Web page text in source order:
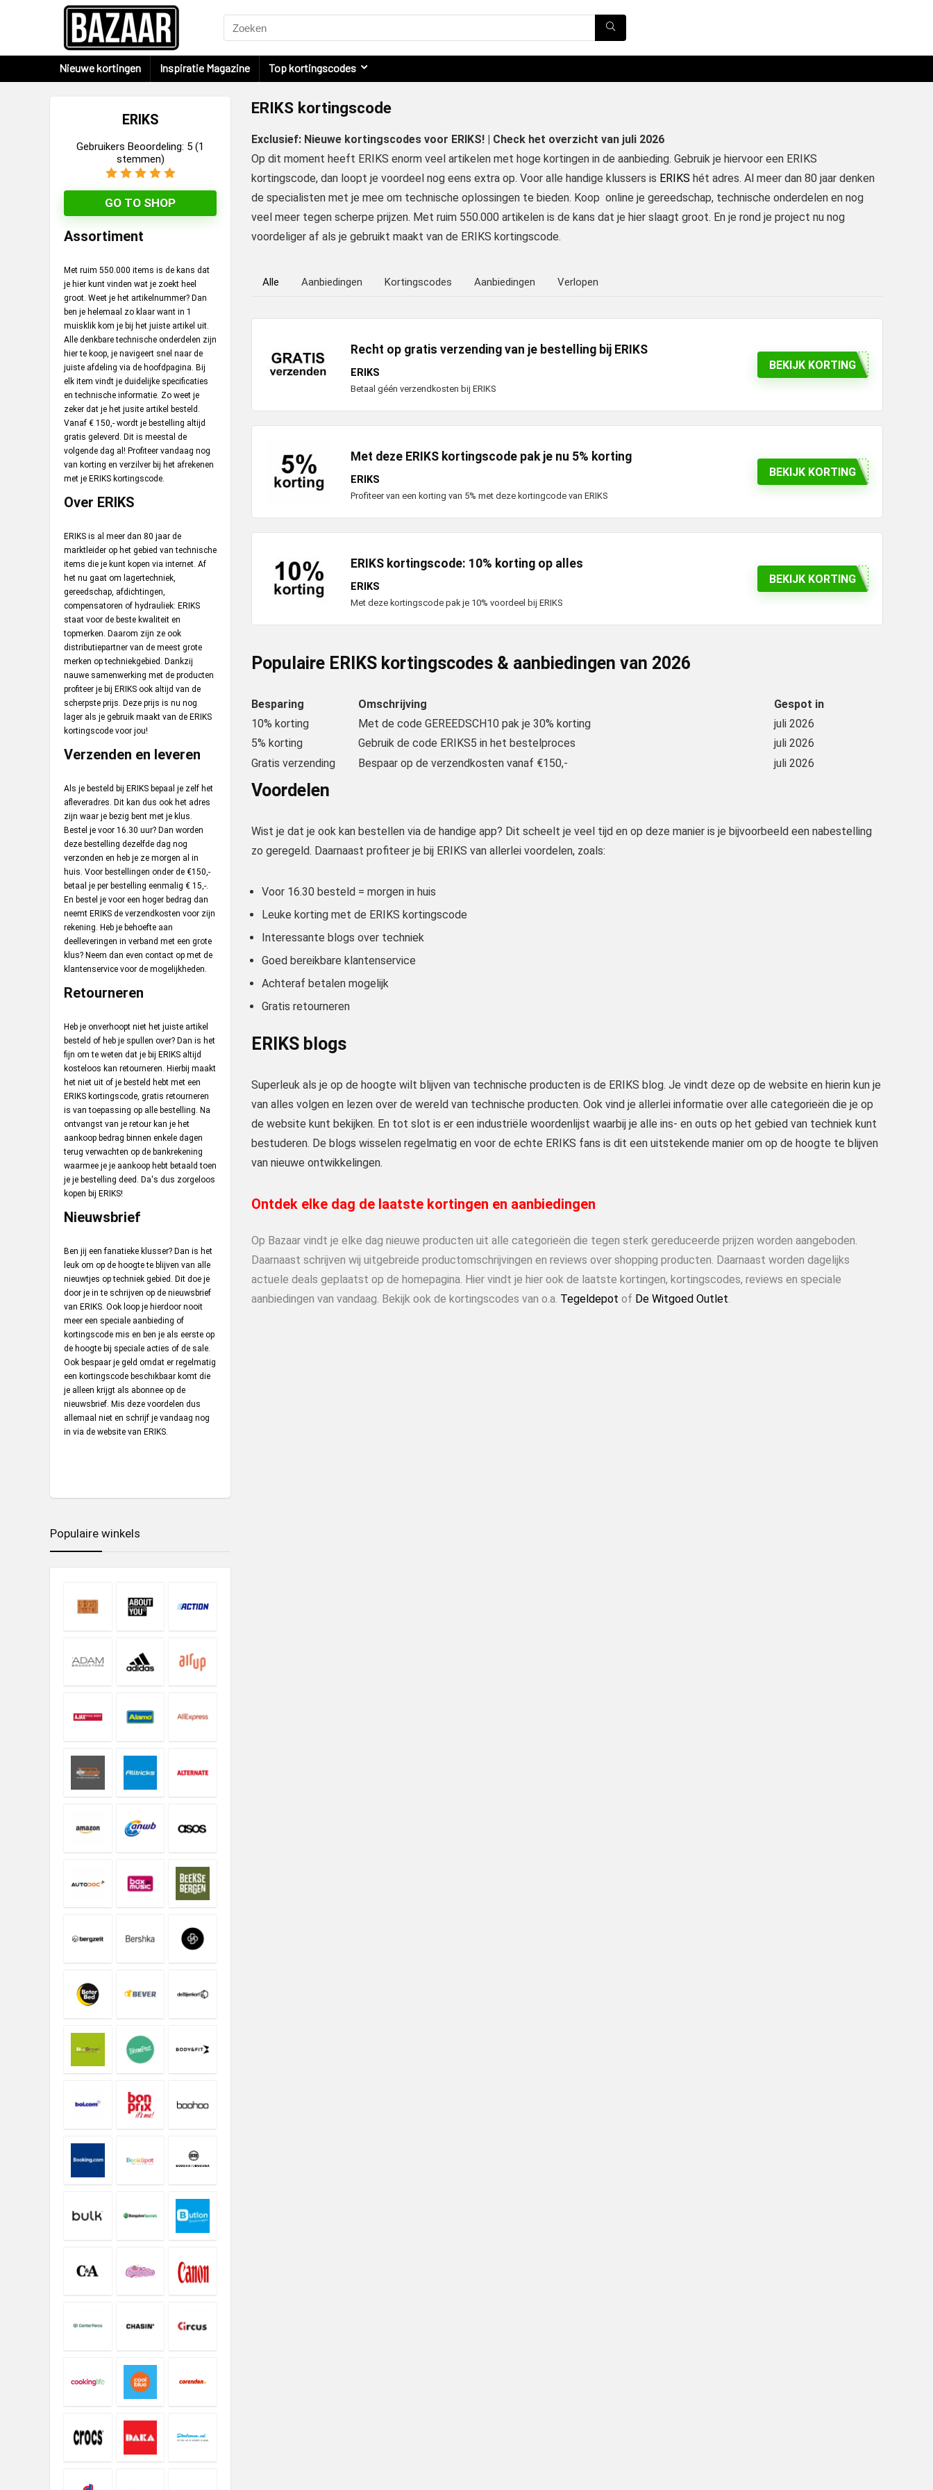
Nieuwe kortingen Inspiratie Magazine Top kortingscodes
ERIKS kortingscode
Exclusief: Nieuwe kortingscodes voor ERIKS! | Check het overzicht van juli 2026
Op dit moment heeft ERIKS enorm veel artikelen met hoge kortingen in de aanbieding. Gebruik je hiervoor een ERIKS
kortingscode, dan loopt je voordeel nog eens extra op. Voor alle handige klussers is ERIKS hét adres. Al meer dan 80 jaar denken
de specialisten met je mee om technische oplossingen te bieden. Koop online je gereedschap, technische onderdelen en nog
veel meer tegen scherpe prijzen. Met ruim 550.000 artikelen is de kans dat je hier slaagt groot. En je rond je project nu nog
voordeliger af als je gebruikt maakt van de ERIKS kortingscode.
ERIKS
Gebruikers Beoordeling: 5 (1
stemmen)
GO TO SHOP
Assortiment
Met ruim 550.000 items is de kans dat
je hier kunt vinden wat je zoekt heel
groot. Weet je het artikelnummer? Dan
ben je helemaal zo klaar want in 1
muisklik kom je bij het juiste artikel uit.
Alle denkbare technische onderdelen zijn
hier te koop, je navigeert snel naar de
juiste afdeling via de hoofdpagina. Bij
elk item vindt je duidelijke specificaties
en technische informatie. Zo weet je
zeker dat je het jusite artikel besteld.
Vanaf € 150,- wordt je bestelling altijd
gratis geleverd. Dit is meestal de
volgende dag al! Profiteer vandaag nog
van korting en verzilver bij het afrekenen
met je ERIKS kortingscode.
Over ERIKS
ERIKS is al meer dan 80 jaar de
marktleider op het gebied van technische
items die je kunt kopen via internet. Af
het nu gaat om lagertechniek,
gereedschap, afdichtingen,
compensatoren of hydrauliek: ERIKS
staat voor de beste kwaliteit en
topmerken. Daarom zijn ze ook
distributiepartner van de meest grote
merken op techniekgebied. Dankzij
nauwe samenwerking met de producten
profiteer je bij ERIKS ook altijd van de
scherpste prijs. Deze prijs is nu nog
lager als je gebruik maakt van de ERIKS
kortingscode voor jou!
Verzenden en leveren
Als je besteld bij ERIKS bepaal je zelf het
afleveradres. Dit kan dus ook het adres
zijn waar je bezig bent met je klus.
Bestel je voor 16.30 uur? Dan worden
deze bestelling dezelfde dag nog
verzonden en heb je ze morgen al in
huis. Voor bestellingen onder de €150,-
betaal je per bestelling eenmalig € 15,-.
En bestel je voor een hoger bedrag dan
neemt ERIKS de verzendkosten voor zijn
rekening. Heb je behoefte aan
deelleveringen in verband met een grote
klus? Neem dan even contact op met de
klantenservice voor de mogelijkheden.
Retourneren
Heb je onverhoopt niet het juiste artikel
besteld of heb je spullen over? Dan is het
fijn om te weten dat je bij ERIKS altijd
kosteloos kan retourneren. Hierbij maakt
het niet uit of je besteld hebt met een
ERIKS kortingscode, gratis retourneren
is van toepassing op alle bestelling. Na
ontvangst van je retour kan je het
aankoop bedrag binnen enkele dagen
terug verwachten op de bankrekening
waarmee je je aankoop hebt betaald toen
je je bestelling deed. Da's dus zorgeloos
kopen bij ERIKS!
Nieuwsbrief
Ben jij een fanatieke klusser? Dan is het
leuk om op de hoogte te blijven van alle
nieuwtjes op techniek gebied. Dit doe je
door je in te schrijven op de nieuwsbrief
van ERIKS. Ook loop je hierdoor nooit
meer een speciale aanbieding of
kortingscode mis en ben je als eerste op
de hoogte bij speciale acties of de sale.
Ook bespaar je geld omdat er regelmatig
een kortingscode beschikbaar komt die
je alleen krijgt als abonnee op de
nieuwsbrief. Mis deze voordelen dus
allemaal niet en schrijf je vandaag nog
in via de website van ERIKS.
Alle Aanbiedingen Kortingscodes Aanbiedingen Verlopen
Recht op gratis verzending van je bestelling bij ERIKS
ERIKS
Betaal géén verzendkosten bij ERIKS
BEKIJK KORTING
Met deze ERIKS kortingscode pak je nu 5% korting
ERIKS
Profiteer van een korting van 5% met deze kortingcode van ERIKS
BEKIJK KORTING
ERIKS kortingscode: 10% korting op alles
ERIKS
Met deze kortingscode pak je 10% voordeel bij ERIKS
BEKIJK KORTING
Populaire ERIKS kortingscodes & aanbiedingen van 2026
Besparing Omschrijving
Gespot in
10% korting
Met de code GEREEDSCH10 pak je 30% korting
juli 2026
5% korting
Gebruik de code ERIKS5 in het bestelproces
juli 2026
Gratis verzending
Bespaar op de verzendkosten vanaf €150,- juli 2026
Voordelen
Wist je dat je ook kan bestellen via de handige app? Dit scheelt je veel tijd en op deze manier is je bijvoorbeeld een nabestelling
zo geregeld. Daarnaast profiteer je bij ERIKS van allerlei voordelen, zoals:
Voor 16.30 besteld = morgen in huis
Leuke korting met de ERIKS kortingscode
Interessante blogs over techniek
Goed bereikbare klantenservice
Achteraf betalen mogelijk
Gratis retourneren
ERIKS blogs
Superleuk als je op de hoogte wilt blijven van technische producten is de ERIKS blog. Je vindt deze op de website en hierin kun je
van alles volgen en lezen over de wereld van technische producten. Ook vind je allerlei informatie over alle categorieën die je op
de website kunt bekijken. En tot slot is er een industriële woordenlijst waarbij je alle ins- en outs op het gebied van techniek kunt
bestuderen. De blogs wisselen regelmatig en voor de echte ERIKS fans is dit een uitstekende manier om op de hoogte te blijven
van nieuwe ontwikkelingen.
Ontdek elke dag de laatste kortingen en aanbiedingen
Op Bazaar vindt je elke dag nieuwe producten uit alle categorieën die tegen sterk gereduceerde prijzen worden aangeboden.
Daarnaast schrijven wij uitgebreide productomschrijvingen en reviews over shopping producten. Daarnaast worden dagelijks
actuele deals geplaatst op de homepagina. Hier vindt je hier ook de laatste kortingen, kortingscodes, reviews en speciale
aanbiedingen van vandaag. Bekijk ook de kortingscodes van o.a. Tegeldepot of De Witgoed Outlet.
Populaire winkels